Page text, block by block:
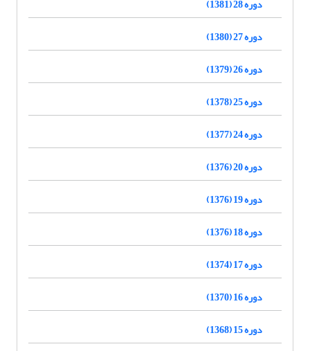
دوره 28 (1381)
دوره 27 (1380)
دوره 26 (1379)
دوره 25 (1378)
دوره 24 (1377)
دوره 20 (1376)
دوره 19 (1376)
دوره 18 (1376)
دوره 17 (1374)
دوره 16 (1370)
دوره 15 (1368)